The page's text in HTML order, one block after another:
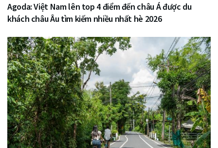
Agoda: Việt Nam lên top 4 điểm đến châu Á được du
khách châu Âu tìm kiếm nhiều nhất hè 2026